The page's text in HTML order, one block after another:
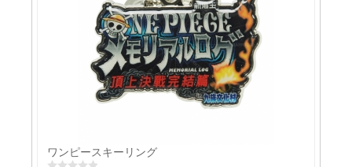
メタル印刷キーチェーン
ワンピースキーリング